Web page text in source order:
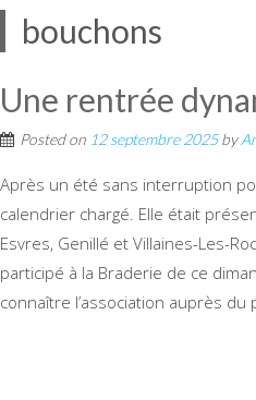
bouchons
Une rentrée
Posted on 12 septembre 2025by
Après un été sans interruption
calendrier chargé. Elle était
Esvres, Genillé et Villaines-Les-
participé à la Braderie de ce
connaître l’association auprès du